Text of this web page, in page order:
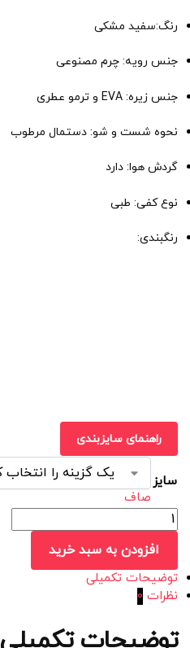
رنگ:سفید مشکی
جنس رویه: چرم مصنوعی
جنس زیره: EVA و ترمو عطری
نحوه شست و شو: دستمال مرطوب
گردش هوا: دارد
نوع کفی: طبی
رنگبندی:
راهنمای سایزبندی
سایز
صاف
افزودن به سبد خرید
توضیحات تکمیلی
نظرات 0